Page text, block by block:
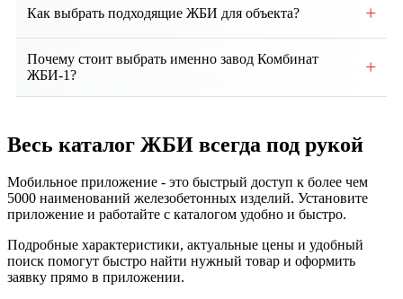
всех этапах. Доставка по региону и всей России.
Как выбрать подходящие ЖБИ для объекта? +
условий и нагрузок. Наши специалисты помогут
подобрать оптимальные изделия и
Почему стоит выбрать именно завод Комбинат
ЖБИ-1?
+
условия сотрудничества, индивидуальный подход и
надежную доставку продукции точно в срок.
Весь каталог ЖБИ всегда под рукой
Мобильное приложение - это быстрый доступ к более чем
5000 наименований железобетонных изделий. Установите
приложение и работайте с каталогом удобно и быстро.
Подробные характеристики, актуальные цены и удобный
поиск помогут быстро найти нужный товар и оформить
заявку прямо в приложении.